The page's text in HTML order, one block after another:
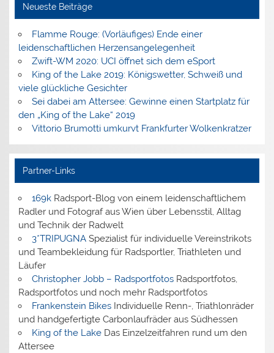
Neueste Beiträge
Flamme Rouge: (Vorläufiges) Ende einer
leidenschaftlichen Herzensangelegenheit
Zwift-WM 2020: UCI öffnet sich dem eSport
King of the Lake 2019: Königswetter, Schweiß und
viele glückliche Gesichter
Sei dabei am Attersee: Gewinne einen Startplatz für
den „King of the Lake“ 2019
Vittorio Brumotti umkurvt Frankfurter Wolkenkratzer
Partner-Links
169kRadsport-Blog von einem leidenschaftlichem
Radler und Fotograf aus Wien über Lebensstil, Alltag
und Technik der Radwelt
3*TRIPUGNASpezialist für individuelle Vereinstrikots
und Teambekleidung für Radsportler, Triathleten und
Läufer
Christopher Jobb – RadsportfotosRadsportfotos,
Radsportfotos und noch mehr Radsportfotos
Frankenstein BikesIndividuelle Renn-, Triathlonräder
und handgefertigte Carbonlaufräder aus Südhessen
King of the LakeDas Einzelzeitfahren rund um den
Attersee